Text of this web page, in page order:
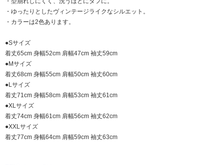
・ゆったりとしたヴィンテージライクなシルエット。
・カラーは2色あります。
●Sサイズ
着丈65cm 身幅52cm 肩幅47cm 袖丈59cm
●Mサイズ
着丈68cm 身幅55cm 肩幅50cm 袖丈60cm
●Lサイズ
着丈71cm 身幅58cm 肩幅53cm 袖丈61cm
●XLサイズ
着丈74cm 身幅61cm 肩幅56cm 袖丈62cm
●XXLサイズ
着丈77cm 身幅64cm 肩幅59cm 袖丈63cm